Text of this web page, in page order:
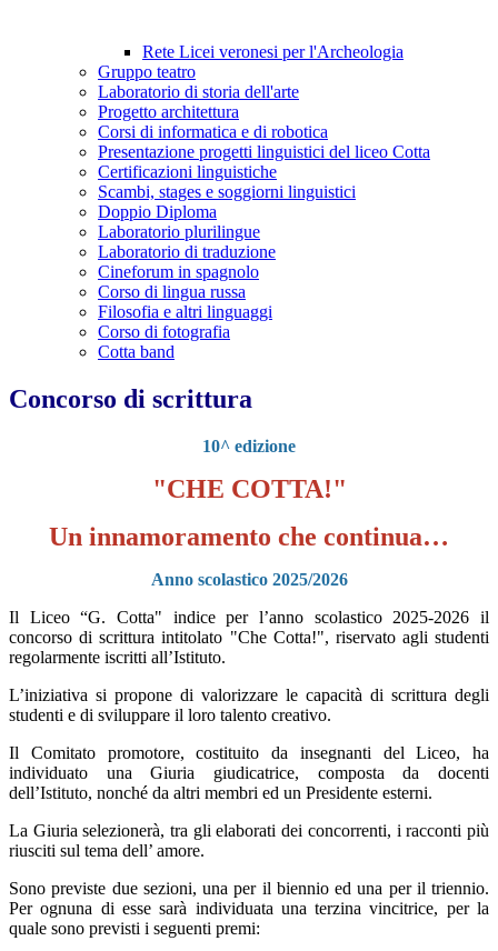
Rete Licei veronesi per l'Archeologia
Gruppo teatro
Laboratorio di storia dell'arte
Progetto architettura
Corsi di informatica e di robotica
Presentazione progetti linguistici del liceo Cotta
Certificazioni linguistiche
Scambi, stages e soggiorni linguistici
Doppio Diploma
Laboratorio plurilingue
Laboratorio di traduzione
Cineforum in spagnolo
Corso di lingua russa
Filosofia e altri linguaggi
Corso di fotografia
Cotta band
Concorso di scrittura
10^ edizione
"CHE COTTA!"
Un innamoramento che continua…
Anno scolastico 2025/2026
Il Liceo “G. Cotta" indice per l’anno scolastico 2025-2026 il
concorso di scrittura intitolato "Che Cotta!", riservato agli studenti
regolarmente iscritti all’Istituto.
L’iniziativa si propone di valorizzare le capacità di scrittura degli
studenti e di sviluppare il loro talento creativo.
Il Comitato promotore, costituito da insegnanti del Liceo, ha
individuato una Giuria giudicatrice, composta da docenti
dell’Istituto, nonché da altri membri ed un Presidente esterni.
La Giuria selezionerà, tra gli elaborati dei concorrenti, i racconti più
riusciti sul tema dell’ amore.
Sono previste due sezioni, una per il biennio ed una per il triennio.
Per ognuna di esse sarà individuata una terzina vincitrice, per la
quale sono previsti i seguenti premi: